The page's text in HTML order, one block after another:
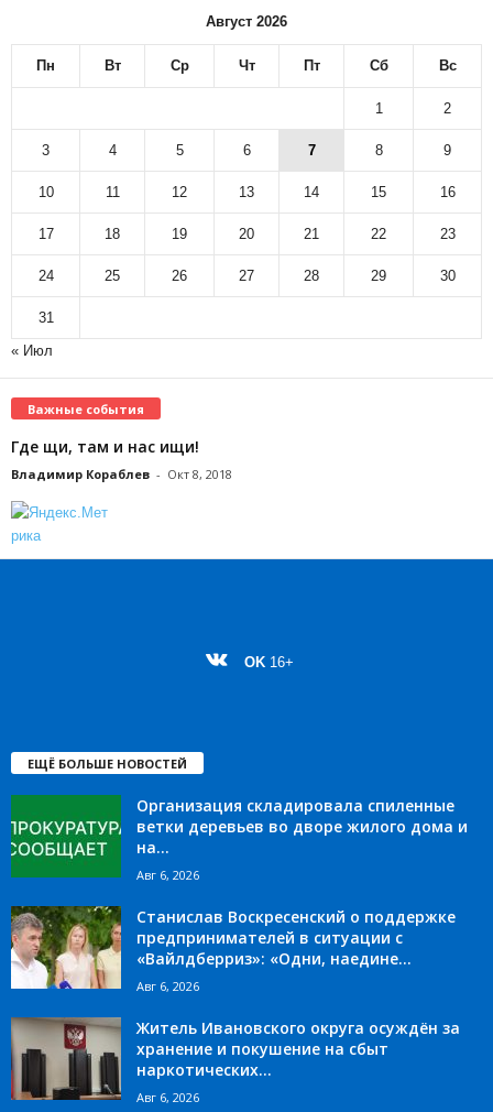
Август 2026
Пн Вт Ср Чт Пт Сб Вс
1 2
3 4 5 6 7 8 9
10 11 12 13 14 15 16
17 18 19 20 21 22 23
24 25 26 27 28 29 30
31
« Июл
Важные события
Где щи, там и нас ищи!
Владимир Кораблев - Окт 8, 2018
OK 16+
ЕЩЁ БОЛЬШЕ НОВОСТЕЙ
Организация складировала спиленные
ветки деревьев во дворе жилого дома и
на...
Авг 6, 2026
Станислав Воскресенский о поддержке
предпринимателей в ситуации с
«Вайлдберриз»: «Одни, наедине...
Авг 6, 2026
Житель Ивановского округа осуждён за
хранение и покушение на сбыт
наркотических...
Авг 6, 2026